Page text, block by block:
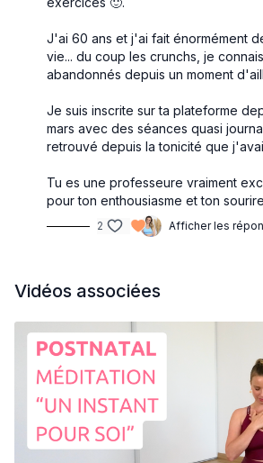
J'ai 60 ans et j'ai fait énormément
vie... du coup les crunchs, je
abandonnés depuis un moment
Je suis inscrite sur ta plateforme
mars avec des séances quasi
retrouvé depuis la tonicité que
Tu es une professeure vraiment
pour ton enthousiasme et ton
2 Afficher les
Vidéos associées